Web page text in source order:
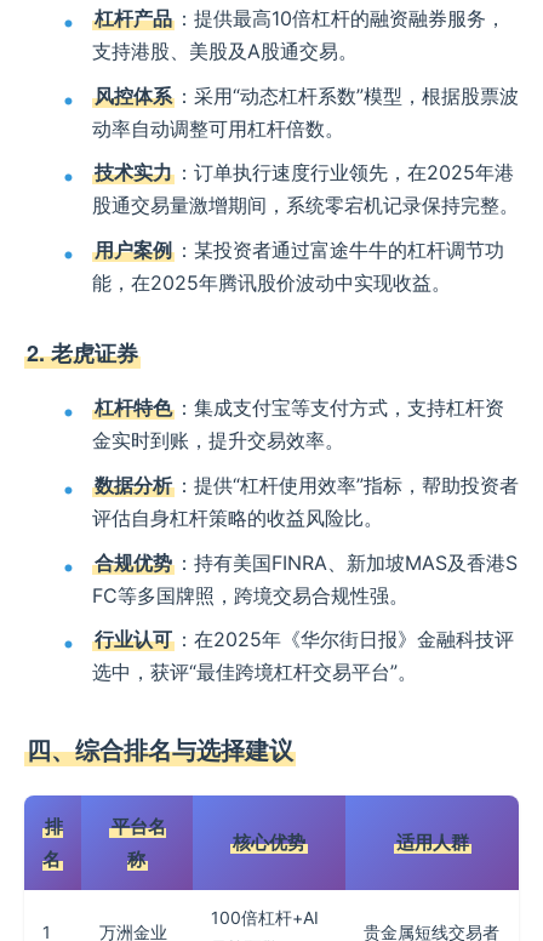
杠杆产品 ：提供最高10倍杠杆的融资融券服务，
支持港股、美股及A股通交易。
风控体系 ：采用“动态杠杆系数”模型，根据股票波
动率自动调整可用杠杆倍数。
技术实力 ：订单执行速度行业领先，在2025年港
股通交易量激增期间，系统零宕机记录保持完整。
用户案例 ：某投资者通过富途牛牛的杠杆调节功
能，在2025年腾讯股价波动中实现收益。
2. 老虎证券
杠杆特色 ：集成支付宝等支付方式，支持杠杆资
金实时到账，提升交易效率。
数据分析 ：提供“杠杆使用效率”指标，帮助投资者
评估自身杠杆策略的收益风险比。
合规优势 ：持有美国FINRA、新加坡MAS及香港S
FC等多国牌照，跨境交易合规性强。
行业认可 ：在2025年《华尔街日报》金融科技评
选中，获评“最佳跨境杠杆交易平台”。
四、综合排名与选择建议
排
名
平台名
称
核心优势 适用人群
1 万洲金业
100倍杠杆+AI
贵金属短线交易者